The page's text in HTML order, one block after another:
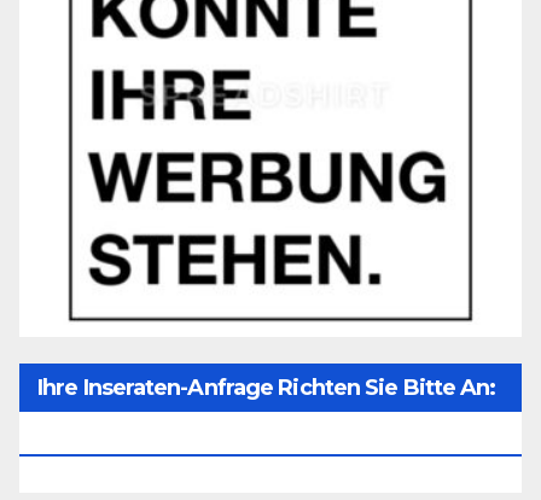
Ihre Inseraten-Anfrage Richten Sie Bitte An: